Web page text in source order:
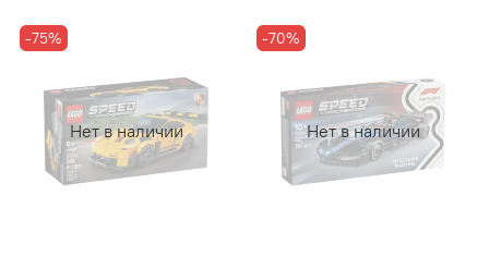
Нет в наличии
-75%
Нет в наличии
-70%